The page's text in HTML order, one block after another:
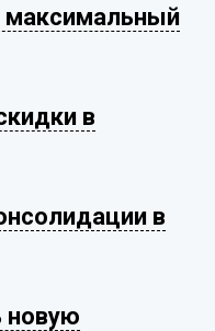
максимальный
в
в
новую